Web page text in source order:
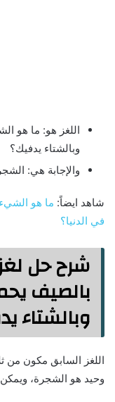
اللغز هو: ما هو
وبالشتاء يدفيك؟
والإجابة هي:
شاهد ايضاً: ما هو
في الدنيا؟
شرح حل
بالصيف
وبالشتاء
اللغز السابق مكون من
وحيد هو الشجرة،